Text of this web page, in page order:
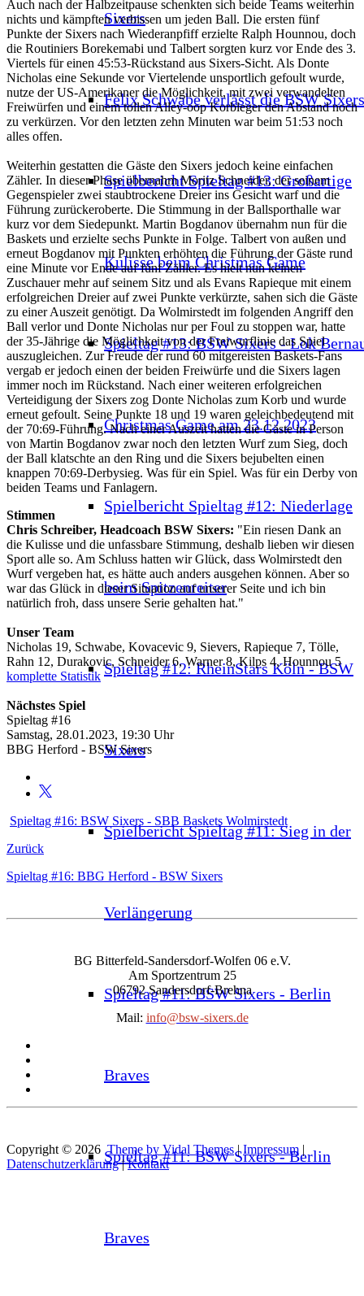
Sixers
Felix Schwabe verlässt die BSW Sixers
Spielbericht Spieltag #13: Großartige
Kulisse beim Christmas Game
Spieltag #13: BSW Sixers - Lok
Christmas Game am 23.12.2023
Spielbericht Spieltag #12: Niederlage
beim Spitzenreiter
Spieltag #12: RheinStars Köln - BSW
Sixers
Spielbericht Spieltag #11: Sieg in der
Verlängerung
Spieltag #11: BSW Sixers - Berlin
Braves
Spieltag #11: BSW Sixers - Berlin
Braves
Auch nach der Halbzeitpause schenkten sich beide Teams weiterhin
nichts und kämpften verbissen um jeden Ball. Die ersten fünf
Punkte der Sixers nach Wiederanpfiff erzielte Ralph Hounnou, doch
die Routiniers Borekemabi und Talbert sorgten kurz vor Ende des 3.
Viertels für einen 45:53-Rückstand aus Sixers-Sicht. Als Donte
Nicholas eine Sekunde vor Viertelende unsportlich gefoult wurde,
nutze der US-Amerikaner die Möglichkeit, mit zwei verwandelten
Freiwürfen und einem tollen Alley-oop Korbleger den Abstand noch
zu verkürzen. Vor den letzten zehn Minuten war beim 51:53 noch
alles offen.
Weiterhin gestatten die Gäste den Sixers jedoch keine einfachen
Zähler. In dieser Phase übernahm Moritz Schneider, der seinem
Gegenspieler zwei staubtrockene Dreier ins Gesicht warf und die
Führung zurückeroberte. Die Stimmung in der Ballsporthalle war
kurz vor dem Siedepunkt. Martin Bogdanov übernahm nun für die
Baskets und erzielte sechs Punkte in Folge. Talbert von außen und
erneut Bogdanov mit Punkten erhöhten die Führung der Gäste rund
eine Minute vor Ende auf fünf Zähler. Es hielt nun keinen
Zuschauer mehr auf seinem Sitz und als Evans Rapieque mit einem
erfolgreichen Dreier auf zwei Punkte verkürzte, sahen sich die Gäste
zu einer Auszeit genötigt. Da Wolmirstedt im folgenden Angriff den
Ball verlor und Donte Nicholas nur per Foul zu stoppen war, hatte
der 35-Jährige die Möglichkeit von der Freiwurflinie das Spiel
auszugleichen. Zur Freude der rund 60 mitgereisten Baskets-Fans
vergab er jedoch einen der beiden Freiwürfe und die Sixers lagen
immer noch im Rückstand. Nach einer weiteren erfolgreichen
Verteidigung der Sixers zog Donte Nicholas zum Korb und wurde
erneut gefoult. Seine Punkte 18 und 19 waren geleichbedeutend mit
der 70:69-Führung. Nach einer Auszeit hatten die Gäste in Person
von Martin Bogdanov zwar noch den letzten Wurf zum Sieg, doch
der Ball klatschte an den Ring und die Sixers bejubelten einen
knappen 70:69-Derbysieg. Was für ein Spiel. Was für ein Derby von
beiden Teams und Fanlagern.
Stimmen
Chris Schreiber, Headcoach BSW Sixers: "Ein riesen Dank an
die Kulisse und die unfassbare Stimmung, deshalb lieben wir diesen
Sport alle so. Am Schluss hatten wir Glück, dass Wolmirstedt den
Wurf vergeben hat, es hätte auch anders ausgehen können. Aber so
war das Glück in dieser Situation auf unserer Seite und ich bin
natürlich froh, dass unsere Serie gehalten hat."
Unser Team
Nicholas 19, Schwabe, Kovacevic 9, Sievers, Rapieque 7, Tölle,
Rahn 12, Durakovic, Schneider 6, Warner 8, Kilps 4, Hounnou 5
komplette Statistik
Nächstes Spiel
Spieltag #16
Samstag, 28.01.2023, 19:30 Uhr
BBG Herford - BSW Sixers
Spieltag #16: BSW Sixers - SBB Baskets Wolmirstedt
Zurück
Spieltag #16: BBG Herford - BSW Sixers
BG Bitterfeld-Sandersdorf-Wolfen 06 e.V.
Am Sportzentrum 25
06792 Sandersdorf-Brehna
Mail: info@bsw-sixers.de
Copyright © 2026 Theme by Vidal Themes|Impressum |
Datenschutzerklärung|Kontakt